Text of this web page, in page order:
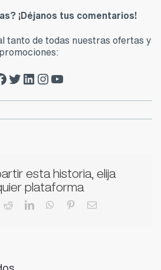
¡Déjanos tus comentarios!
tanto de todas nuestras ofertas y
promociones:
Zalba-Caldú
Twitter Zalba-Caldú
LinkedIn Zalba-Caldú
Instagram Zalba-CaldúYouTube Zalba-Caldú
esta historia, elija
plataforma
RedditLinkedInWhatsApp
PinterestCorreo